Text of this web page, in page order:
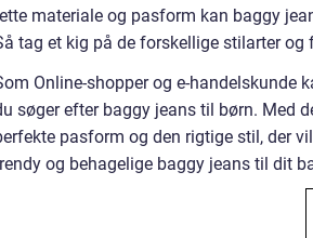
materiale og pasform kan baggy
tag et kig på de forskellige stilarter
Online-shopper og e-handelskunde
søger efter baggy jeans til børn. Med
pasform og den rigtige stil, der
og behagelige baggy jeans til dit